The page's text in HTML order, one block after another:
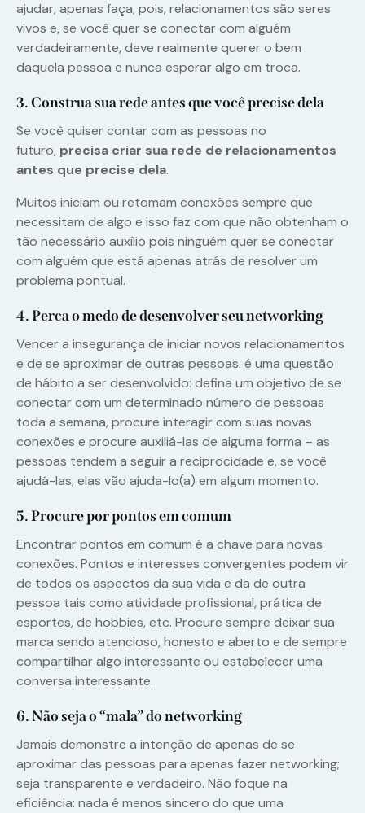
ajudar, apenas faça, pois, relacionamentos são seres
vivos e, se você quer se conectar com alguém
verdadeiramente, deve realmente querer o bem
daquela pessoa e nunca esperar algo em troca.
3. Construa sua rede antes que você precise dela
Se você quiser contar com as pessoas no
futuro, precisa criar sua rede de relacionamentos
antes que precise dela.
Muitos iniciam ou retomam conexões sempre que
necessitam de algo e isso faz com que não obtenham o
tão necessário auxílio pois ninguém quer se conectar
com alguém que está apenas atrás de resolver um
problema pontual.
4. Perca o medo de desenvolver seu networking
Vencer a insegurança de iniciar novos relacionamentos
e de se aproximar de outras pessoas. é uma questão
de hábito a ser desenvolvido: defina um objetivo de se
conectar com um determinado número de pessoas
toda a semana, procure interagir com suas novas
conexões e procure auxiliá-las de alguma forma – as
pessoas tendem a seguir a reciprocidade e, se você
ajudá-las, elas vão ajuda-lo(a) em algum momento.
5. Procure por pontos em comum
Encontrar pontos em comum é a chave para novas
conexões. Pontos e interesses convergentes podem vir
de todos os aspectos da sua vida e da de outra
pessoa tais como atividade profissional, prática de
esportes, de hobbies, etc. Procure sempre deixar sua
marca sendo atencioso, honesto e aberto e de sempre
compartilhar algo interessante ou estabelecer uma
conversa interessante.
6.Não seja o “mala” do networking
Jamais demonstre a intenção de apenas de se
aproximar das pessoas para apenas fazer networking;
seja transparente e verdadeiro. Não foque na
eficiência: nada é menos sincero do que uma